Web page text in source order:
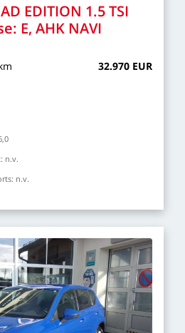
EDITION 1.5TSI
E, AHK NAVI
32.970 EUR
n.v.
n.v.